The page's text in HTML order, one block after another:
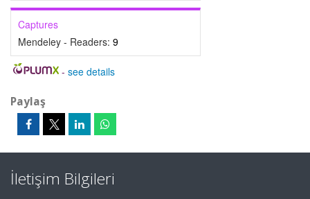
Captures
Mendeley - Readers: 9
- see details
Paylaş
İletişim Bilgileri